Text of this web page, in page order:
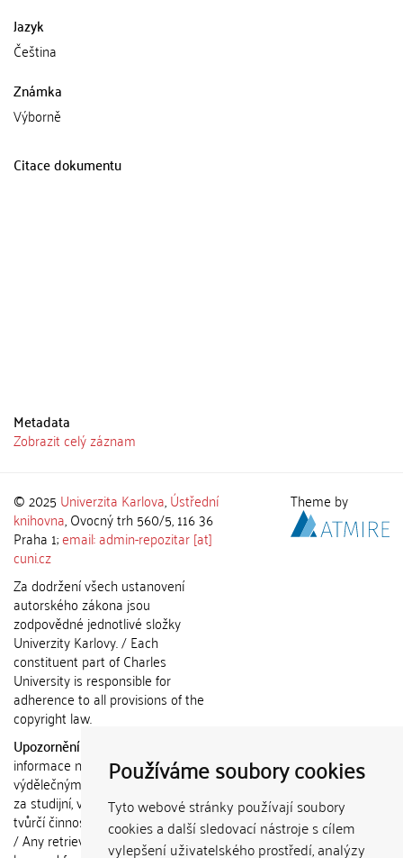
Používáme soubory cookies
Tyto webové stránky používají soubory
cookies a další sledovací nástroje s cílem
vylepšení uživatelského prostředí, analýzy
Jazyk
Čeština
Známka
Výborně
Citace dokumentu
Metadata
Zobrazit celý záznam
© 2025 Univerzita Karlova,Ústřední
knihovna, Ovocný trh 560/5, 116 36
Praha 1;email: admin-repozitar [at]
cuni.cz
Za dodržení všech ustanovení
autorského zákona jsou
zodpovědné jednotlivé složky
Univerzity Karlovy. / Each
constituent part of Charles
University is responsible for
adherence to all provisions of the
copyright law.
Upozornění / Notice:
informace nemohou být použity k
výdělečným účelům nebo vydávány
za studijní, vědeckou nebo jinou
tvůrčí činnost jiné osoby než autora.
/ Any retrieved information shall not
Theme by